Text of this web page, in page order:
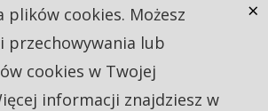
plików cookies. Możesz
przechowywania lub
cookies w Twojej
informacji znajdziesz w
×